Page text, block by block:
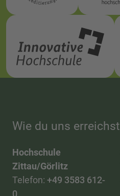
Wie du uns erreichst
Hochschule
Zittau/Görlitz
Telefon: +49 3583 612-
0